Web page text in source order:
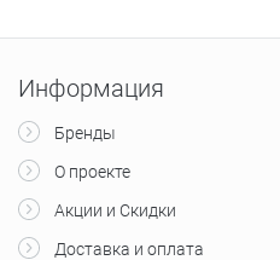
Информация
Бренды
О проекте
Акции и Скидки
Доставка и оплата